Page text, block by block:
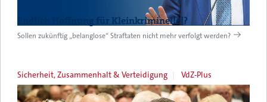
Endlich Hoffnung für Kleinkriminelle!?
Sollen zukünftig „belanglose“ Straftaten nicht mehr verfolgt werden?
Sicherheit, Zusammenhalt & Verteidigung VdZ-Plus